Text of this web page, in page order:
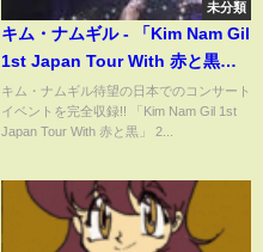
未分類
キム・ナムギル - 「Kim Nam Gil
1st Japan Tour With 赤と黒」
2013年3月20日発売!!
キム・ナムギル待望の日本でのコンサート
イベントを完全収録!! 「Kim Nam Gil 1st
Japan Tour With 赤と黒」 2...